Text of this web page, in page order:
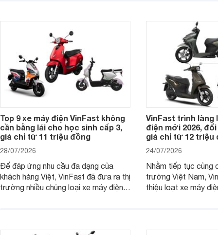
khách hàng tiết kiệm chi phí khi mua
nhắc hơn với khách
kiếm xe điện đi lại
Top 9 xe máy điện VinFast không
cần bằng lái cho học sinh cấp 3,
giá chỉ từ 11 triệu đồng
28/07/2026
Để đáp ứng nhu cầu đa dạng của
khách hàng Việt, VinFast đã đưa ra thị
trường nhiều chủng loại xe máy điện
loạt lựa chọn đáng cân nhắc.
VinFast trình làng
điện mới 2026,
giá chỉ từ 12 triệu
24/07/2026
Nhằm tiếp tục củng
trường Việt Nam,
thiệu loạt xe máy